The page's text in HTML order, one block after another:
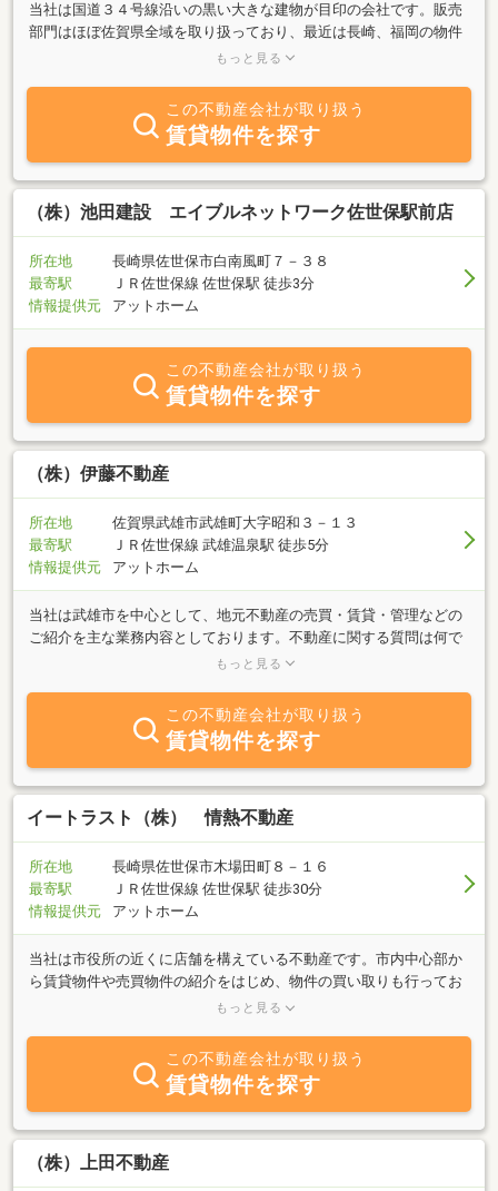
当社は国道３４号線沿いの黒い大きな建物が目印の会社です。販売
部門はほぼ佐賀県全域を取り扱っており、最近は長崎、福岡の物件
も販売しております。女性プランナー考案の間取り＆デザインの新
ています。もちろん、土地や住宅の査定や買い取りなども行ってい
ますので、お気軽にお問い合わせ下さいませ。賃貸部門は武雄市周
辺はもちろん、杵島郡地区、嬉野地区など佐賀県西部近郊の物件を
取り扱っています。アパート・マンション・戸建・事務所・駐車場
ｅｔｃ・・・「保証人不要」や「敷金ゼロ物件」なども当社にご相
談下さい。お電話、メールでのお問い合わせも大歓迎です。店舗前
には広々とした駐車場も完備してますので、お気軽にお立ち寄り下
さい。
もっと見る
この不動産会社が取り扱う
賃貸物件を探す
（株）池田建設 エイブルネットワーク佐世保駅前店
所在地
長崎県佐世保市白南風町７－３８
最寄駅
ＪＲ佐世保線 佐世保駅 徒歩3分
情報提供元
アットホーム
この不動産会社が取り扱う
賃貸物件を探す
（株）伊藤不動産
所在地
佐賀県武雄市武雄町大字昭和３－１３
最寄駅
ＪＲ佐世保線 武雄温泉駅 徒歩5分
情報提供元
アットホーム
当社は武雄市を中心として、地元不動産の売買・賃貸・管理などの
ご紹介を主な業務内容としております。不動産に関する質問は何で
もお気軽にご相談ください。豊富な情報力でお客様のご希望に併せ
もっと見る
この不動産会社が取り扱う
賃貸物件を探す
イートラスト（株） 情熱不動産
所在地
長崎県佐世保市木場田町８－１６
最寄駅
ＪＲ佐世保線 佐世保駅 徒歩30分
情報提供元
アットホーム
当社は市役所の近くに店舗を構えている不動産です。市内中心部か
ら賃貸物件や売買物件の紹介をはじめ、物件の買い取りも行ってお
ります。情熱をもって対応致しますので不動産のことなら是非当社
もっと見る
この不動産会社が取り扱う
賃貸物件を探す
（株）上田不動産